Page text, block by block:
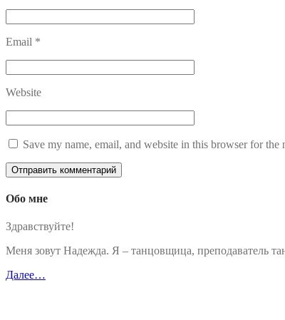
Email *
Website
Save my name, email, and website in this browser for the
Обо мне
Здравствуйте!
Меня зовут Надежда. Я – танцовщица, преподаватель
Далее…